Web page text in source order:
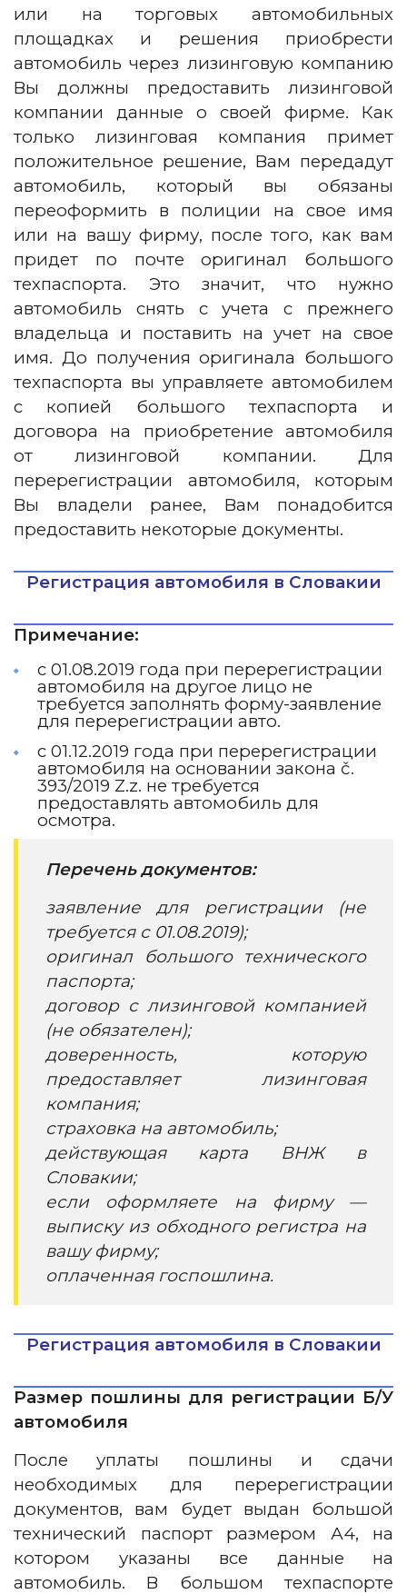
или на торговых автомобильных
площадках и решения приобрести
автомобиль через лизинговую компанию
Вы должны предоставить лизинговой
компании данные о своей фирме. Как
только лизинговая компания примет
положительное решение, Вам передадут
автомобиль, который вы обязаны
переоформить в полиции на свое имя
или на вашу фирму, после того, как вам
придет по почте оригинал большого
техпаспорта. Это значит, что нужно
автомобиль снять с учета с прежнего
владельца и поставить на учет на свое
имя. До получения оригинала большого
техпаспорта вы управляете автомобилем
с копией большого техпаспорта и
договора на приобретение автомобиля
от лизинговой компании. Для
перерегистрации автомобиля, которым
Вы владели ранее, Вам понадобится
предоставить некоторые документы.
Регистрация автомобиля в Словакии
Примечание:
с 01.08.2019 года при перерегистрации
автомобиля на другое лицо не
требуется заполнять форму-заявление
для перерегистрации авто.
с 01.12.2019 года при перерегистрации
автомобиля на основании закона č.
393/2019 Z.z. не требуется
предоставлять автомобиль для
осмотра.
Перечень документов:
заявление для регистрации (не
требуется с 01.08.2019);
оригинал большого технического
паспорта;
договор с лизинговой компанией
(не обязателен);
доверенность, которую
предоставляет лизинговая
компания;
страховка на автомобиль;
действующая карта ВНЖ в
Словакии;
если оформляете на фирму —
выписку из обходного регистра на
вашу фирму;
оплаченная госпошлина.
Регистрация автомобиля в Словакии
Размер пошлины для регистрации Б/У
автомобиля
После уплаты пошлины и сдачи
необходимых для перерегистрации
документов, вам будет выдан большой
технический паспорт размером А4, на
котором указаны все данные на
автомобиль. В большом техпаспорте